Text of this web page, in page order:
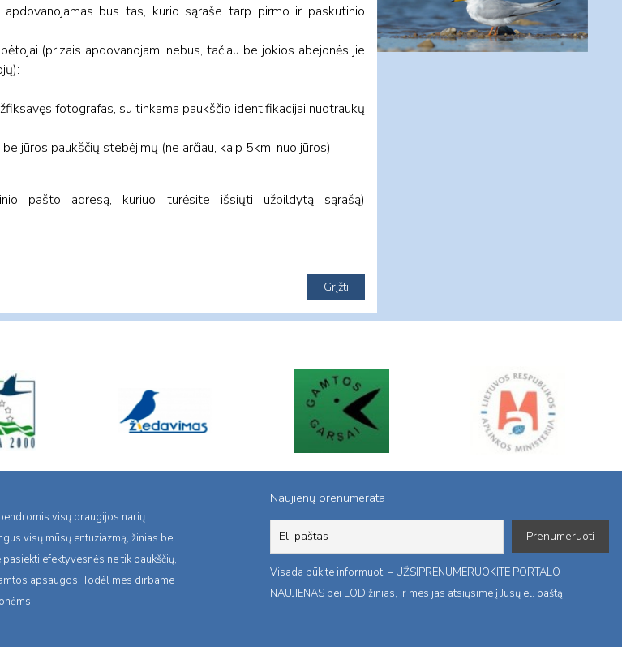
bus tas, kurio sąraše tarp pirmo ir paskutinio
(prizais apdovanojami nebus, tačiau be jokios abejonės jie
fotografas, su tinkama paukščio identifikacijai nuotraukų
jūros paukščių stebėjimų (ne arčiau, kaip 5km. nuo jūros).
pašto adresą, kuriuo turėsite išsiųti užpildytą sąrašą)
visų draugijos narių
visų mūsų entuziazmą, žinias bei
efektyvesnės ne tik paukščių,
apsaugos. Todėl mes dirbame
Naujienų prenumerata
Visada būkite informuoti – UŽSIPRENUMERUOKITE PORTALO
NAUJIENAS bei LOD žinias, ir mes jas atsiųsime į Jūsų el. paštą.